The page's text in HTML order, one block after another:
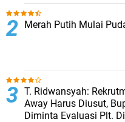
Merah Putih Mulai
T. Ridwansyah:
Away Harus Diusut,
Diminta Evaluasi Plt.